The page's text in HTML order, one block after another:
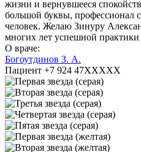
жизни и вернувшееся
большой буквы, профессионал
человек. Желаю Зинуру
многих лет успешной практики
О враче:
Богоутдинов З. А.
Пациент +7 924 47XXXXX